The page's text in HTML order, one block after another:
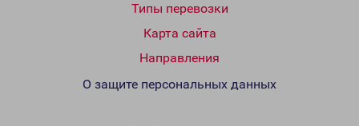
Типы перевозки
Карта сайта
Направления
О защите персональных данных